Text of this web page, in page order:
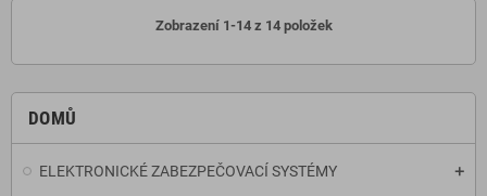
DOMŮ
ELEKTRONICKÉ ZABEZPEČOVACÍ SYSTÉMY
Zobrazení 1-14 z 14 položek